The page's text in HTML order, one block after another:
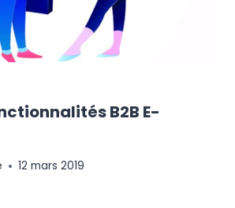
B2B E-
12 mars 2019